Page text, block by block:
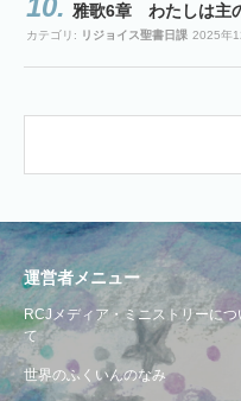
雅歌6章 わたしは主
カテゴリ: リジョイス聖書日課 2025年
運営者メニュー
RCJメディア・ミニストリーにつ
て
世界のふくいんのなみ